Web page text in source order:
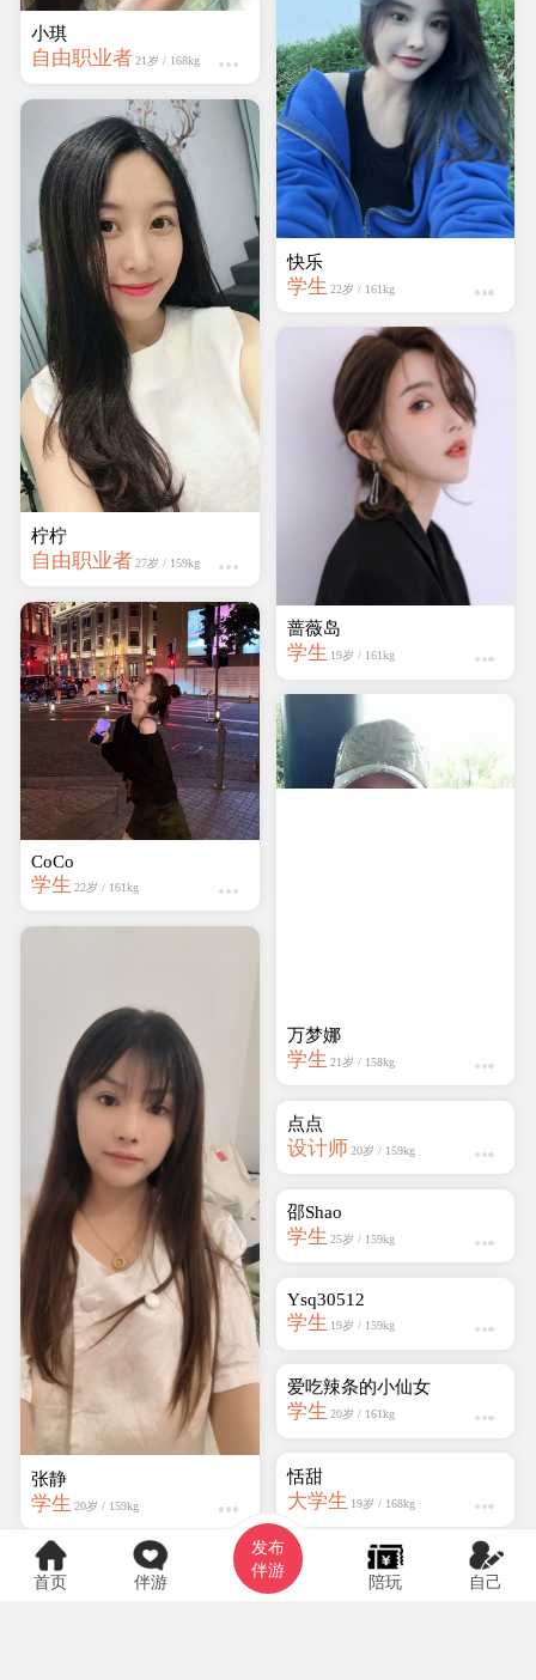
小琪
自由职业者 21岁 / 168kg
柠柠
自由职业者 27岁 / 159kg
CoCo
学生 22岁 / 161kg
张静
学生 20岁 / 159kg
蔷薇岛
19岁 / 161kg
学生 21岁 / 158kg
点点
设计师20岁 / 159kg
学生
首页 伴游
发布
伴游
陪玩 自己